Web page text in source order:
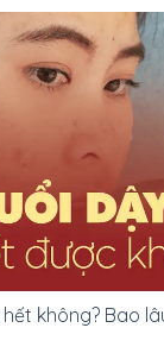
không? Bao